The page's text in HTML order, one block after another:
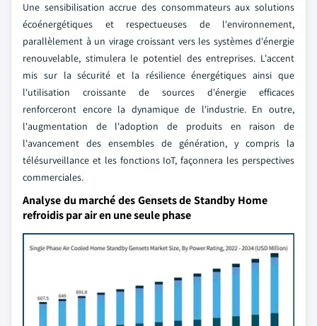
Une sensibilisation accrue des consommateurs aux solutions
écoénergétiques et respectueuses de l'environnement,
parallèlement à un virage croissant vers les systèmes d'énergie
renouvelable, stimulera le potentiel des entreprises. L'accent
mis sur la sécurité et la résilience énergétiques ainsi que
l'utilisation croissante de sources d'énergie efficaces
renforceront encore la dynamique de l'industrie. En outre,
l'augmentation de l'adoption de produits en raison de
l'avancement des ensembles de génération, y compris la
télésurveillance et les fonctions IoT, façonnera les perspectives
commerciales.
Analyse du marché des Gensets de Standby Home
refroidis par air en une seule phase